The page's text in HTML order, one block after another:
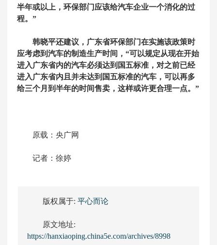
半年或以上，环保部门应该给汽车企业一个消化的过
程。”
韩晓平还建议，广东省环保部门在实施该政策时
应考虑到汽车的制造生产时间，“可以规定从现在开始
进入广东省内的汽车必须达到国五标准，对之前已经
进入广东省内且并未达到国五标准的汽车，可以再多
给三个月到半年的时间售卖，这样或许更合理一点。”
原载：央广网
记者：徐婷
版权属于: 平心而论
原文地址:
https://hanxiaoping.china5e.com/archives/8998